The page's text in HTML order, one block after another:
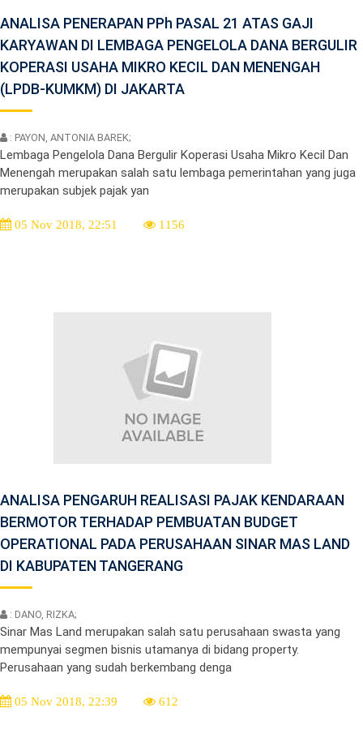
ANALISA PENERAPAN PPh PASAL 21 ATAS GAJI
KARYAWAN DI LEMBAGA PENGELOLA DANA BERGULIR
KOPERASI USAHA MIKRO KECIL DAN MENENGAH
(LPDB-KUMKM) DI JAKARTA
: PAYON, ANTONIA BAREK;
Lembaga Pengelola Dana Bergulir Koperasi Usaha Mikro Kecil Dan
Menengah merupakan salah satu lembaga pemerintahan yang juga
merupakan subjek pajak yan
05 Nov 2018, 22:51 1156
ANALISA PENGARUH REALISASI PAJAK KENDARAAN
BERMOTOR TERHADAP PEMBUATAN BUDGET
OPERATIONAL PADA PERUSAHAAN SINAR MAS LAND
DI KABUPATEN TANGERANG
: DANO, RIZKA;
Sinar Mas Land merupakan salah satu perusahaan swasta yang
mempunyai segmen bisnis utamanya di bidang property.
Perusahaan yang sudah berkembang denga
05 Nov 2018, 22:39 612